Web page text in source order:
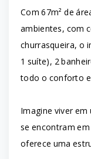
Com 67m² de
ambientes, com
churrasqueira, o
1 suíte), 2
todo o conforto e
Imagine viver
se encontram
oferece uma